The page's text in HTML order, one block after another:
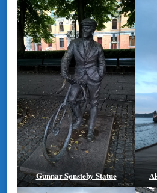
Gunnar Sønsteby Statue